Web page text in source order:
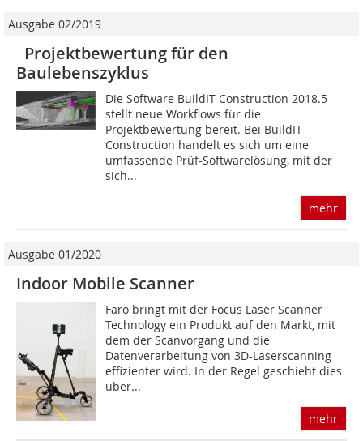
Ausgabe 02/2019
Projektbewertung für den
Baulebenszyklus
Die Software BuildIT Construction 2018.5
stellt neue Workflows für die
Projektbewertung bereit. Bei BuildIT
Construction handelt es sich um eine
umfassende Prüf-Softwarelösung, mit der
sich...
mehr
Ausgabe 01/2020
Indoor Mobile Scanner
Faro bringt mit der Focus Laser Scanner
Technology ein Produkt auf den Markt, mit
dem der Scanvorgang und die
Datenverarbeitung von 3D-Laserscanning
effizienter wird. In der Regel geschieht dies
über...
mehr